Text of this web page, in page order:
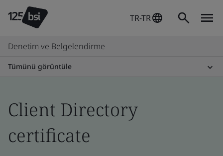
TR-TR
Denetim ve Belgelendirme
Tümünü görüntüle
Client Directory
certificate